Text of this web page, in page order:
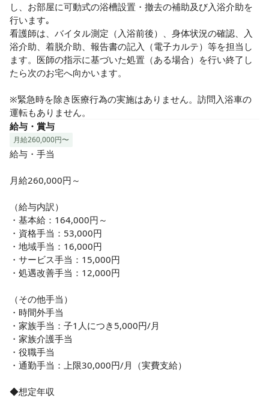
し、お部屋に可動式の浴槽設置・撤去の補助及び入浴介助を
行います｡
看護師は、バイタル測定（入浴前後）、身体状況の確認、入
浴介助、着脱介助、報告書の記入（電子カルテ）等を担当し
ます。医師の指示に基づいた処置（ある場合）を行い終了し
たら次のお宅へ向かいます。
※緊急時を除き医療行為の実施はありません。訪問入浴車の
運転もありません。
給与・賞与
月給260,000円〜
給与・手当
月給260,000円～
（給与内訳）
・基本給：164,000円～
・資格手当：53,000円
・地域手当：16,000円
・サービス手当：15,000円
・処遇改善手当：12,000円
（その他手当）
・時間外手当
・家族手当：子1人につき5,000円/月
・家族介護手当
・役職手当
・通勤手当：上限30,000円/月（実費支給）
◆想定年収